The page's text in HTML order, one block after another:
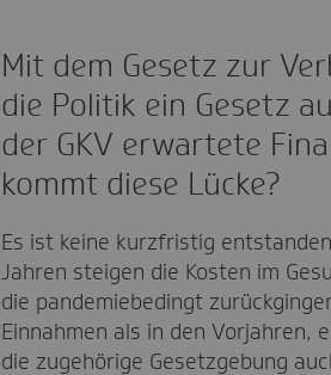
Mit dem Gesetz zur
die Politik ein Gesetz
der GKV erwartete
kommt diese Lücke?
Es ist keine kurzfristig
Jahren steigen die Kosten im
die pandemiebedingt
Einnahmen als in den Vorjahren,
die zugehörige Gesetzgebung